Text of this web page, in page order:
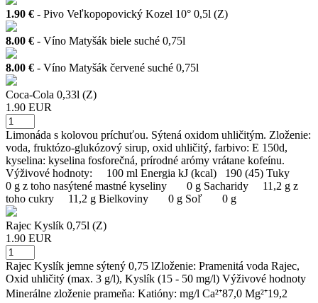
1.90 € - Pivo Veľkopopovický Kozel 10° 0,5l (Z)
8.00 € - Víno Matyšák biele suché 0,75l
8.00 € - Víno Matyšák červené suché 0,75l
Coca-Cola 0,33l (Z)
1.90 EUR
Limonáda s kolovou príchuťou. Sýtená oxidom uhličitým. Zloženie:
voda, fruktózo-glukózový sirup, oxid uhličitý, farbivo: E 150d,
kyselina: kyselina fosforečná, prírodné arómy vrátane kofeínu.
Výživové hodnoty: 100 ml Energia kJ (kcal) 190 (45) Tuky
0 g z toho nasýtené mastné kyseliny 0 g Sacharidy 11,2 g z
toho cukry 11,2 g Bielkoviny 0 g Soľ 0 g
Rajec Kyslík 0,75l (Z)
1.90 EUR
Rajec Kyslík jemne sýtený 0,75 lZloženie: Pramenitá voda Rajec,
Oxid uhličitý (max. 3 g/l), Kyslík (15 - 50 mg/l) Výživové hodnoty
Minerálne zloženie prameňa: Katióny: mg/l Ca²⁺87,0 Mg²⁺19,2